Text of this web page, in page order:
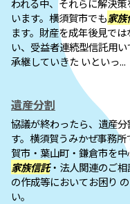
われる中、それらに解決
います。横須賀市でも家族
ます。財産を成年後見では
い、受益者連続型信託用
承継していきた いといっ...
遺産分割
協議が終わったら、遺産
す。横須賀うみかぜ事務
賀市・葉山町・鎌倉市を
家族信託・法人関連のご
の作成等においてお困り
い。